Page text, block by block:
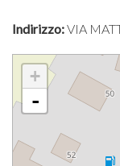
Indirizzo:VIA
+
-